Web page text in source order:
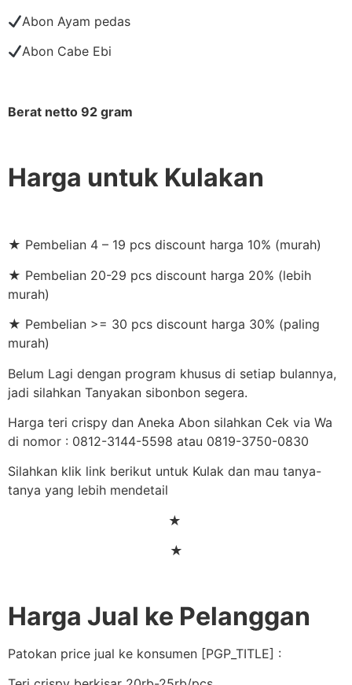
Abon Ayam pedas
Abon Cabe Ebi
Berat netto 92 gram
Harga untuk Kulakan
★ Pembelian 4 – 19 pcs discount harga 10% (murah)
★ Pembelian 20-29 pcs discount harga 20% (lebih
murah)
★ Pembelian >= 30 pcs discount harga 30% (paling
murah)
Belum Lagi dengan program khusus di setiap bulannya,
jadi silahkan Tanyakan sibonbon segera.
Harga teri crispy dan Aneka Abon silahkan Cek via Wa
di nomor : 0812-3144-5598 atau 0819-3750-0830
Silahkan klik link berikut untuk Kulak dan mau tanya-
tanya yang lebih mendetail
★
★
Harga Jual ke Pelanggan
Patokan price jual ke konsumen [PGP_TITLE] :